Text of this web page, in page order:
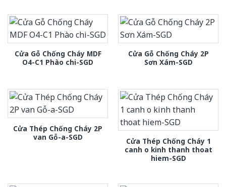
Cửa Gỗ Chống Cháy MDF
O4-C1 Phào chi-SGD
Cửa Gỗ Chống Cháy 2P
Sơn Xám-SGD
Cửa Thép Chống Cháy 2P
van Gỗ-a-SGD
Cửa Thép Chống Cháy 1
canh o kinh thanh thoat
hiem-SGD